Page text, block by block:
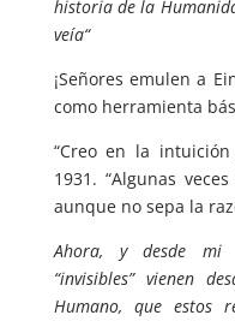
historia de la
veía“
¡Señores emulen a
como herramienta
“Creo en la
1931. “Algunas
aunque no sepa la
Ahora, y desde mi
“invisibles” vienen
Humano, que estos